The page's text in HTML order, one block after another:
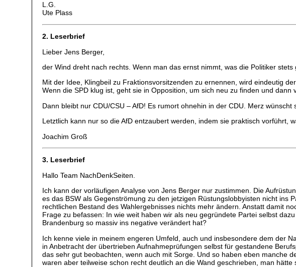
L.G.
Ute Plass
2. Leserbrief
Lieber Jens Berger,
der Wind dreht nach rechts. Wenn man das ernst nimmt, was die Politiker
Mit der Idee, Klingbeil zu Fraktionsvorsitzenden zu ernennen, wird eindeutig
Wenn die SPD klug ist, geht sie in Opposition, um sich neu zu finden und
Dann bleibt nur CDU/CSU – AfD! Es rumort ohnehin in der CDU. Merz
Letztlich kann nur so die AfD entzaubert werden, indem sie praktisch
Joachim Groß
3. Leserbrief
Hallo Team NachDenkSeiten.
Ich kann der vorläufigen Analyse von Jens Berger nur zustimmen. Die
es das BSW als Gegenströmung zu den jetzigen Rüstungslobbyisten nicht
rechtlichen Bestand des Wahlergebnisses nichts mehr ändern. Anstatt damit
Frage zu befassen: In wie weit haben wir als neu gegründete Partei selbst
Brandenburg so massiv ins negative verändert hat?
Ich kenne viele in meinem engeren Umfeld, auch und insbesondere dem der
in Anbetracht der übertrieben Aufnahmeprüfungen selbst für gestandene
das sehr gut beobachten, wenn auch mit Sorge. Und so haben eben manche
waren aber teilweise schon recht deutlich an die Wand geschrieben, man